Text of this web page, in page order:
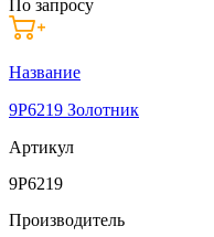
По запросу
Название
9P6219 Золотник
Артикул
9P6219
Производитель